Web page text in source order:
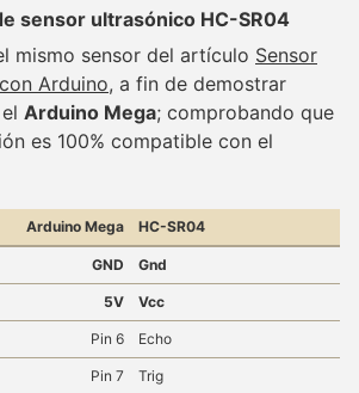
sensor ultrasónico HC-SR04
mismo sensor del artículo Sensor
Arduino, a fin de demostrar
Arduino Mega; comprobando que
es 100% compatible con el
Arduino Mega HC-SR04
GND Gnd
5V Vcc
Pin 6 Echo
Pin 7 Trig